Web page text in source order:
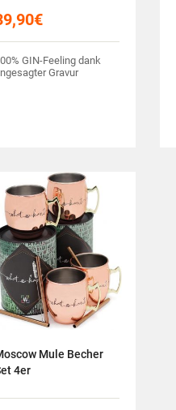
€
GIN-Feeling dank
Gravur
Mule Becher
4er